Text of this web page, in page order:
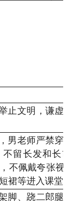
止文明，谦虚礼
男老师严禁穿拖
留长发和长胡
不佩戴夸张视频
裙等进入课堂
脚、跷二郎腿，